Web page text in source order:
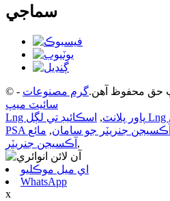
سماجي
گرم مصنوعات -
سائيٽ ميپ
Lng پاور پلانٽ,
جنريٽر جو سامان, مائع
آڪسيجن جنريٽر ,
اي ميل موڪليو
WhatsApp
x